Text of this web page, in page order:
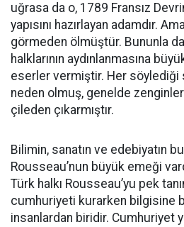
uğrasa da o, 1789 Fransız
yapısını hazırlayan adamdır.
görmeden ölmüştür. Bununla
halklarının aydınlanmasına
eserler vermiştir. Her söylediği
neden olmuş, genelde
çileden çıkarmıştır.
Bilimin, sanatın ve edebiyatın
Rousseau’nun büyük emeği
Türk halkı Rousseau’yu pek
cumhuriyeti kurarken bilgisine
insanlardan biridir. Cumhuriyet